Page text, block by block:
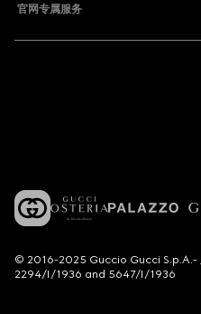
官网专属服务
© 2016-2025 Guccio Gucci S.p.A.-
2294/I/1936 and 5647/I/1936